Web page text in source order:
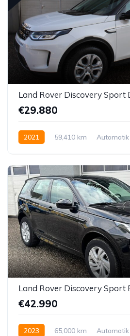
Land Rover Discovery Sport
€29.880
2021 59,410 km Automatik
€42.990
2023 65,000 km
Automatik